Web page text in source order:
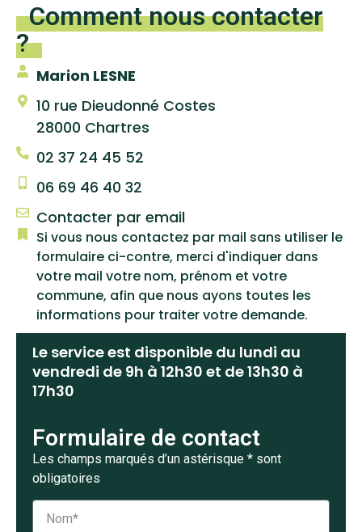
Comment nous contacter
?
Marion LESNE
10 rue Dieudonné Costes
28000 Chartres
02 37 24 45 52
06 69 46 40 32
Contacter par email
Si vous nous contactez par mail sans utiliser le
formulaire ci-contre, merci d'indiquer dans
votre mail votre nom, prénom et votre
commune, afin que nous ayons toutes les
informations pour traiter votre demande.
Le service est disponible du lundi au
vendredi de 9h à 12h30 et de 13h30 à
17h30
Formulaire de contact
Les champs marqués d’un astérisque * sont
obligatoires